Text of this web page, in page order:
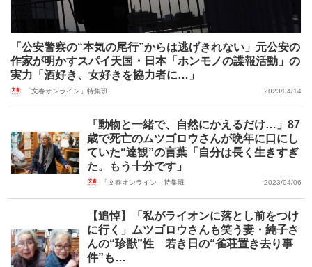
「公安警察の“本気の尾行”からは逃げきれない」元公安の
作家が明かすスパイ天国・日本「ホンモノの諜報活動」の
実力「酒好き、女好きを協力者に…」
「文春オンライン」特集班 2023/04/14
「動物と一緒で、自然にかえるだけ…」87
歳で死亡のムツゴロウさんが晩年に口にし
ていた“達観”の言葉「自分は長く生きすぎ
た。もう十分です」
「文春オンライン」特集班 2023/04/06
【追悼】「私がライオンに落とし前をつけ
に行く」ムツゴロウさんも笑う妻・純子さ
んの“珍獣”性 若き日の“雀荘置き去り事
件”も…